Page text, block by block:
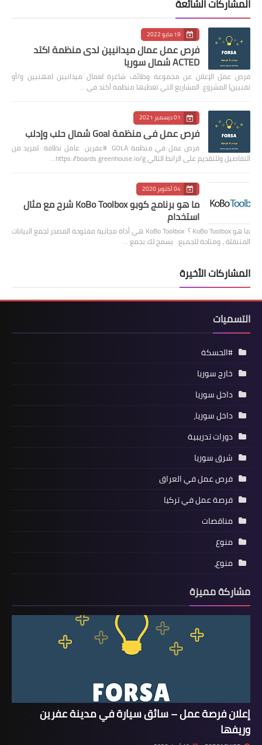
المشاركات الشائعة
19 مايو 2022
فرص عمل عمال ميدانيين لدى منظمة اكتد
ACTED شمال سوريا
فرص عمل الإعلان عن مجموعة وظائف شاغرة لعمال ميدانيين (مهنيين و/أو
تقنيين) المشروع: المشاريع التي تغطيها منظمة أكتد في …
01 ديسمبر 2021
فرص عمل في منظمة Goal شمال حلب وإدلب
فرص عمل في منظمة GOLA #عفرين عامل نظافة لمزيد من
التفاصيل وللتقديم على الرابط التالي https://boards.greenhouse.io/g…
04 أكتوبر 2020
ما هو برنامج كوبو KoBo Toolbox شرح مع مثال
استخدام
ما هو KoBo Toolbox ؟ KoBo Toolbox هي أداة مجانية مفتوحة المصدر لجمع البيانات
المتنقلة ، ومتاحة للجميع. يسمح لك بجمع …
المشاركات الأخيرة
التسميات
#الحسكة
خارج سوريا
داخل سوريا
داخل سوريا،
دورات تدريبية
شرق سوريا
فرص عمل في العراق
فرصة عمل في تركيا
مناقصات
منوع
منوع،
مشاركة مميزة
إعلان فرصة عمل – سائق سيارة في مدينة عفرين
وريفها